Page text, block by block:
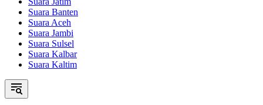
Suara Banten
Suara Aceh
Suara Jambi
Suara Sulsel
Suara Kalbar
Suara Kaltim